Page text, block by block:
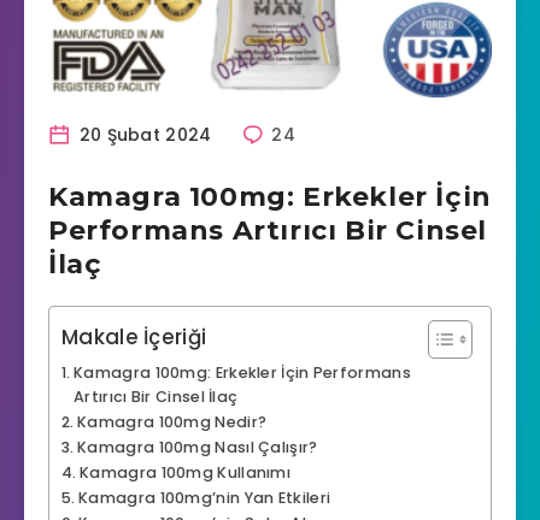
20 Şubat 2024 24
Kamagra 100mg: Erkekler İçin
Performans Artırıcı Bir Cinsel
İlaç
Makale İçeriği
Kamagra 100mg: Erkekler İçin Performans
Artırıcı Bir Cinsel İlaç
Kamagra 100mg Nedir?
Kamagra 100mg Nasıl Çalışır?
Kamagra 100mg Kullanımı
Kamagra 100mg’nin Yan Etkileri